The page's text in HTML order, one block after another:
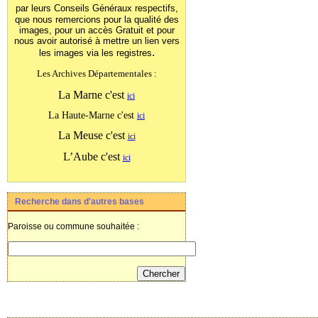
par leurs Conseils Généraux respectifs,
que nous remercions pour la qualité des
images, pour un accès Gratuit et pour
nous avoir autorisé à mettre un lien vers
les images via les registres.
Les Archives Départementales :
La Marne c'est ici
La Haute-Marne c'est ici
La Meuse c'est ici
L’Aube c'est ici
Recherche dans d'autres bases
Paroisse ou commune souhaitée :